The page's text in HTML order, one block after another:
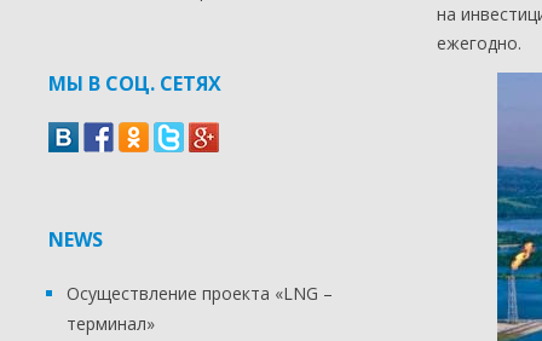
на
ежегодно.
МЫ В СОЦ. СЕТЯХ
NEWS
Осуществление проекта «LNG –
терминал»